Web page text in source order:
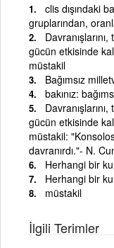
clis dışındaki
gruplarından,
gücün etkisinde
müstakil
Bağımsız
bakınız:
gücün etkisinde
müstakil:
davranırdı."- N.
Herhangi bir
Herhangi bir
müstakil
İlgili Terimler